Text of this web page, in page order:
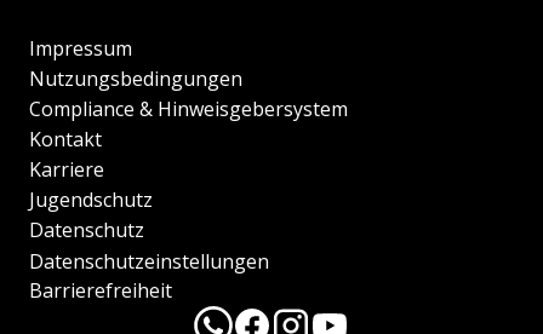
Impressum
Nutzungsbedingungen
Compliance & Hinweisgebersystem
Kontakt
Karriere
Jugendschutz
Datenschutz
Datenschutzeinstellungen
Barrierefreiheit